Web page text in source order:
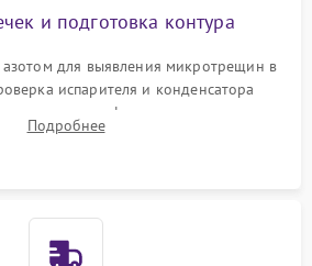
и подготовка контура
азотом для выявления микротрещин в
испарителя и конденсатора
старого фильтра-осушителя и
трубки для устранения засоров.
Подробнее